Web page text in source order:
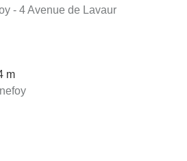
- 4 Avenue de Lavaur
m